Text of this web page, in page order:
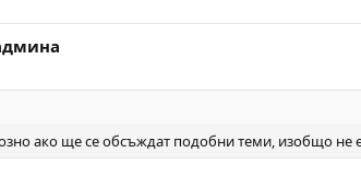
ако ще се обсъждат подобни теми, изобщо